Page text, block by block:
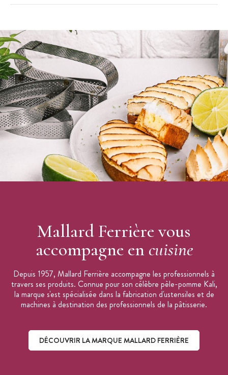
Mallard Ferrière vous
accompagne en cuisine
Depuis 1957, Mallard Ferrière accompagne les professionnels à
travers ses produits. Connue pour son célèbre pèle-pomme Kali,
la marque s'est spécialisée dans la fabrication d'ustensiles et de
machines à destination des professionnels de la pâtisserie.
DÉCOUVRIR LA MARQUE MALLARD FERRIÈRE